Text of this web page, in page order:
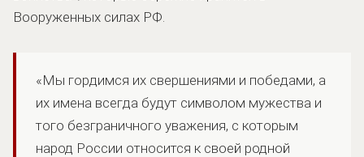
Вооруженных силах РФ.
«Мы гордимся их свершениями и победами, а
их имена всегда будут символом мужества и
того безграничного уважения, с которым
народ России относится к своей родной